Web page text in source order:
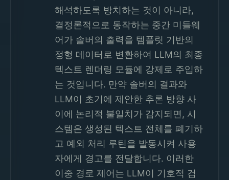
해석하도록 방치하는 것이 아니라,
결정론적으로 동작하는 중간 미들웨
어가 솔버의 출력을 템플릿 기반의
정형 데이터로 변환하여 LLM의 최종
텍스트 렌더링 모듈에 강제로 주입하
는 것입니다. 만약 솔버의 결과와
LLM이 초기에 제안한 추론 방향 사
이에 논리적 불일치가 감지되면, 시
스템은 생성된 텍스트 전체를 폐기하
고 예외 처리 루틴을 발동시켜 사용
자에게 경고를 전달합니다. 이러한
이중 경로 제어는 LLM이 기호적 검